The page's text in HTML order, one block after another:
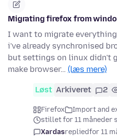
Migrating firefox from
I want to migrate
i've already synchronised
but settings on linux didn't
make browser… (læs mere)
Løst Arkiveret 2
Firefox
Import and
stillet for 11 måneder
Xardasrepliedfor 11